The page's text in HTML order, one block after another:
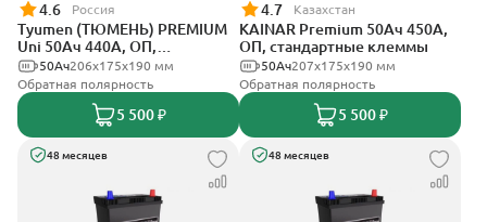
4.6 Россия
Tyumen (ТЮМЕНЬ) PREMIUM
Uni 50Ач 440А, ОП,
стандартные клеммы
206х175х190 мм
50Ач
Обратная полярность
5 500 ₽
4.7 Казахстан
KAINAR Premium 50Ач 450А,
ОП, стандартные клеммы
207x175x190 мм
50Ач
Обратная полярность
5 500 ₽
48 месяцев 48 месяцев